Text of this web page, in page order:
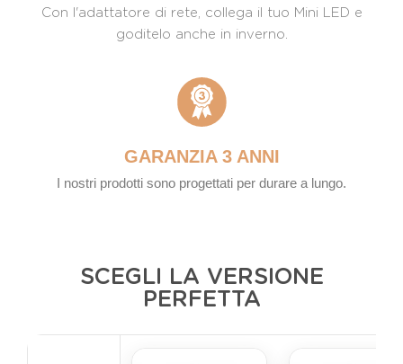
Con l'adattatore di rete, collega il tuo Mini LED e
goditelo anche in inverno.
GARANZIA 3 ANNI
I nostri prodotti sono progettati per durare a lungo.
SCEGLI LA VERSIONE
PERFETTA